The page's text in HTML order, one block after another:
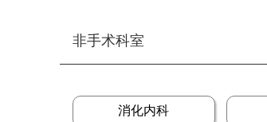
消化内科
非手术科室